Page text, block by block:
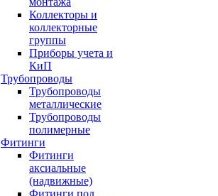
Коллекторы и
коллекторные
группы
Приборы учета и
КиП
Трубопроводы
Трубопроводы
металлические
Трубопроводы
полимерные
Фитинги
Фитинги
аксиальные
(надвижные)